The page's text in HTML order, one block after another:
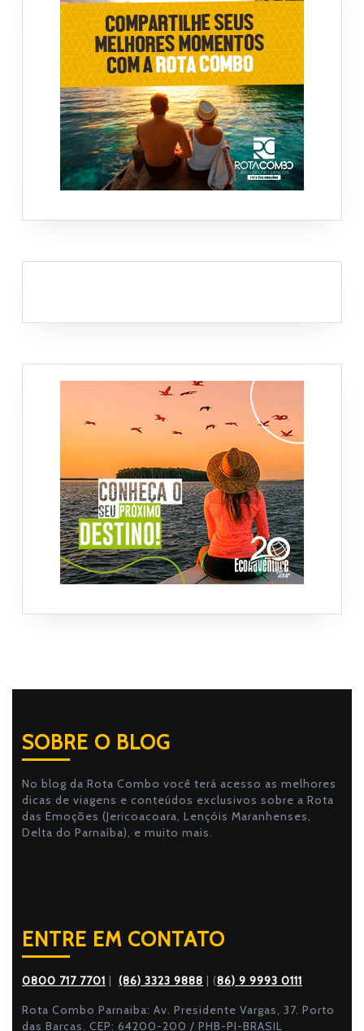
SOBRE O BLOG
No blog da Rota Combo você terá acesso as melhores
dicas de viagens e conteúdos exclusivos sobre a Rota
das Emoções (Jericoacoara, Lençóis Maranhenses,
Delta do Parnaíba), e muito mais.
ENTRE EM CONTATO
0800 717 7701 | (86) 3323 9888 | (86) 9 9993 0111
Rota Combo Parnaiba: Av. Presidente Vargas, 37. Porto
das Barcas. CEP: 64200-200 / PHB-PI-BRASIL